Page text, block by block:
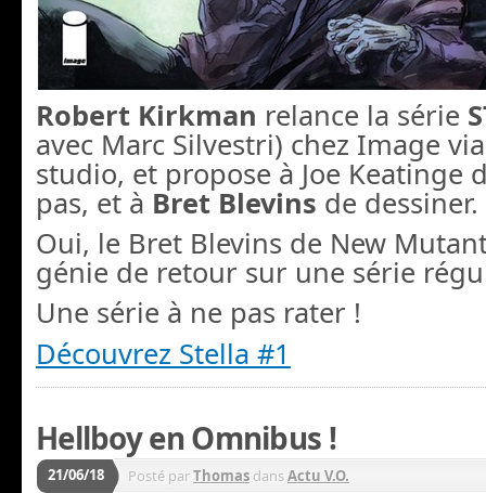
Robert Kirkman relance la série
avec Marc Silvestri) chez Image
studio, et propose à Joe Keatinge
pas, et à Bret Blevins de dessiner.
Oui, le Bret Blevins de New
génie de retour sur une série
Une série à ne pas rater !
Découvrez Stella #1
Hellboy en Omnibus !
21/06/18 Posté parThomas dansActu V.O.